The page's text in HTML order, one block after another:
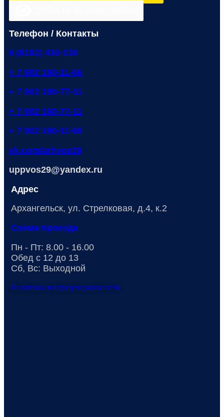
Телефон / Контакты
8 (8182) 430-130
+ 7 902 190-11-66
+ 7 902 190-77-11
+ 7 902 190-77-11
+ 7 902 190-11-66
vk.com/arhvos29
uppvos29@yandex.ru
Адрес
Архангельск, ул. Стрелковая, д.4, к.2
Схема проезда
Пн - Пт: 8.00 - 16.00
Обед с 12 до 13
Сб, Вс: Выходной
Политика конфиденциальности